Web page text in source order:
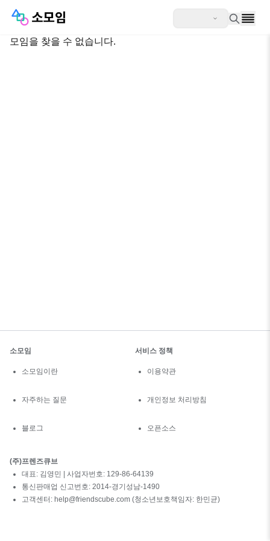
모임을 찾을 수 없습니다.
소모임
소모임이란
자주하는 질문
블로그
서비스 정책
이용약관
개인정보 처리방침
오픈소스
(주)프렌즈큐브
대표: 김영민 | 사업자번호: 129-86-64139
통신판매업 신고번호: 2014-경기성남-1490
고객센터: help@friendscube.com (청소년보호책임자: 한민균)